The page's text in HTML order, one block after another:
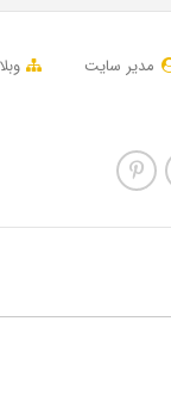
مدیر سایت